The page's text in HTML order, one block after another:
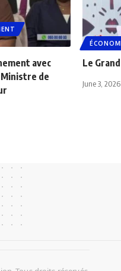
avec
Ministre de
Le
June 3, 2026